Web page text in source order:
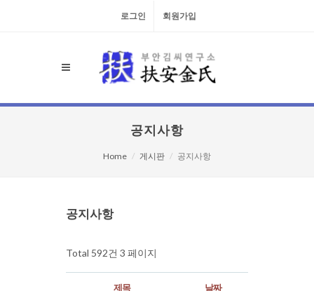
로그인 회원가입
공지사항
Home 게시판 공지사항
공지사항
Total 592건 3 페이지
제목 날짜